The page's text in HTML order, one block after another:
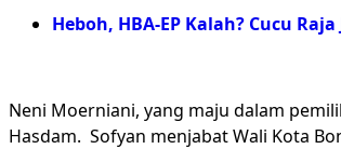
Heboh, HBA-EP Kalah? Cucu
Neni Moerniani, yang maju dalam
Hasdam. Sofyan menjabat Wali Kota